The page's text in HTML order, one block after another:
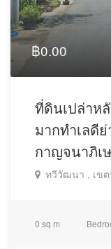
฿0.00
ที่ดินเปล่าห
มากทำเลดี
กาญจนาภิเ
ทวีวัฒนา , เข
0 sq m